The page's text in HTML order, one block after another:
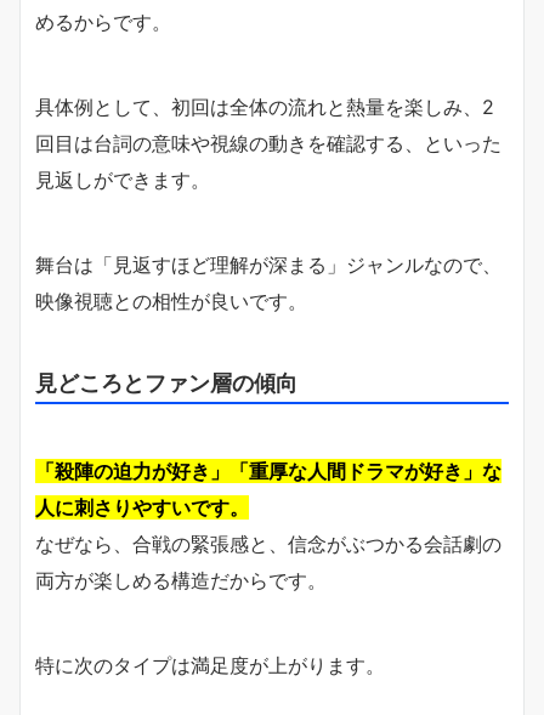
めるからです。
具体例として、初回は全体の流れと熱量を楽しみ、2
回目は台詞の意味や視線の動きを確認する、といった
見返しができます。
舞台は「見返すほど理解が深まる」ジャンルなので、
映像視聴との相性が良いです。
見どころとファン層の傾向
「殺陣の迫力が好き」「重厚な人間ドラマが好き」な
人に刺さりやすいです。
なぜなら、合戦の緊張感と、信念がぶつかる会話劇の
両方が楽しめる構造だからです。
特に次のタイプは満足度が上がります。